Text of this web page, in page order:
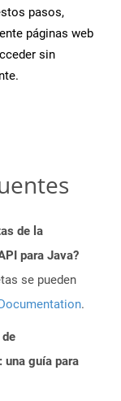
pasos,
páginas web
sin
de la
para Java?
se pueden
.
una guía para